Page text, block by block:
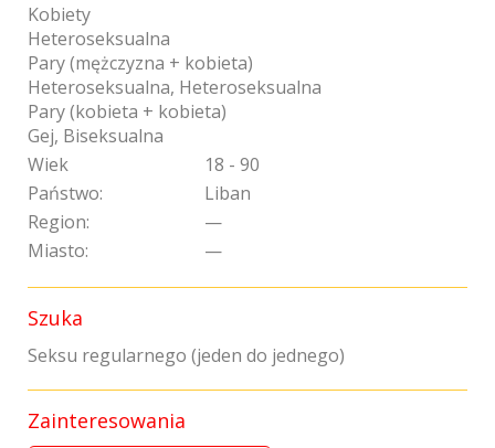
Kobiety
Heteroseksualna
Pary (mężczyzna + kobieta)
Heteroseksualna, Heteroseksualna
Pary (kobieta + kobieta)
Gej, Biseksualna
Wiek
18 - 90
Państwo:
Liban
Region:
—
Miasto:
—
Szuka
Seksu regularnego (jeden do jednego)
Zainteresowania